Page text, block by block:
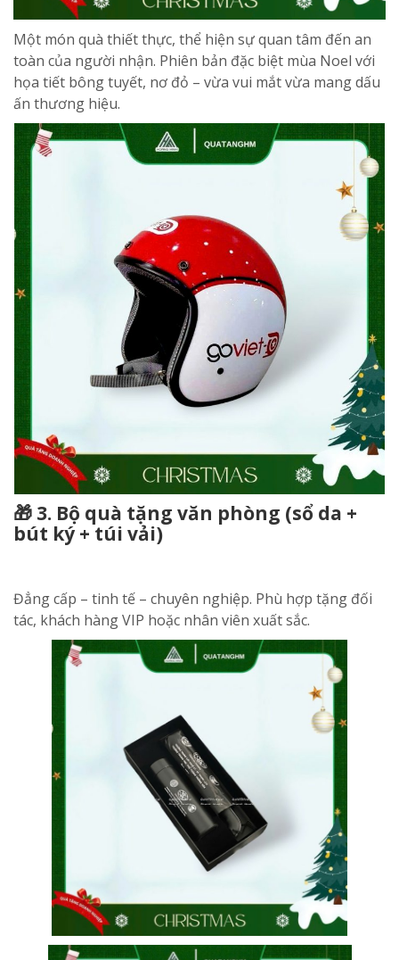
Một món quà thiết thực, thể hiện sự quan tâm đến an
toàn của người nhận. Phiên bản đặc biệt mùa Noel với
họa tiết bông tuyết, nơ đỏ – vừa vui mắt vừa mang dấu
ấn thương hiệu.
🎁 3. Bộ quà tặng văn phòng (sổ da +
bút ký + túi vải)
Đẳng cấp – tinh tế – chuyên nghiệp. Phù hợp tặng đối
tác, khách hàng VIP hoặc nhân viên xuất sắc.